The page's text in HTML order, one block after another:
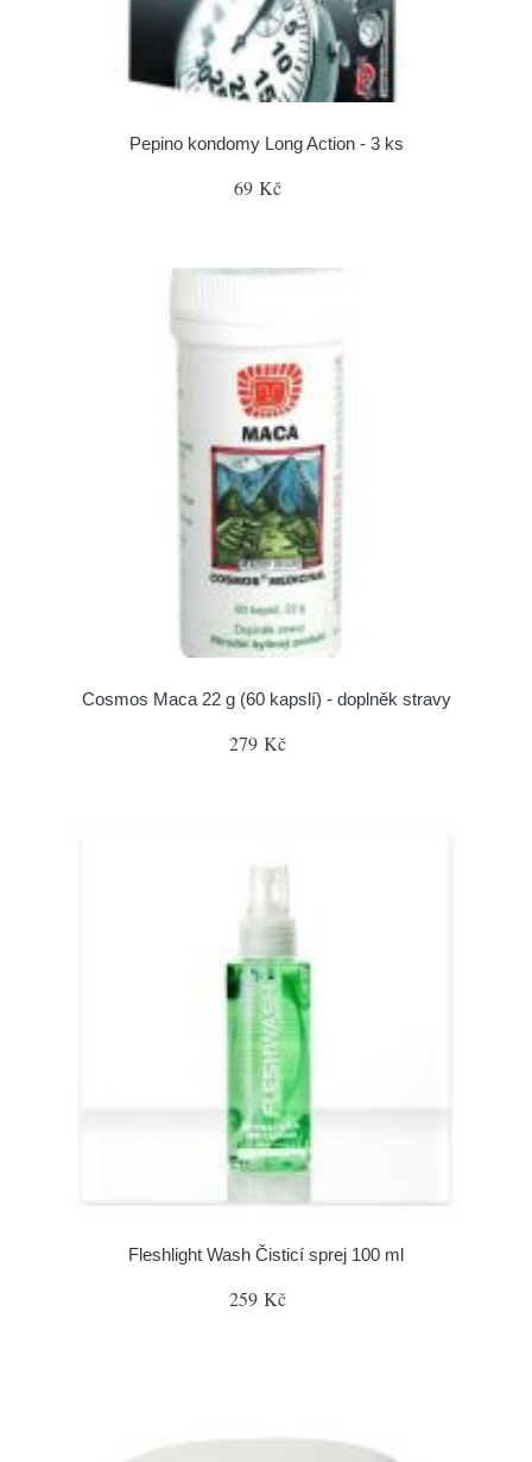
Pepino kondomy Long Action - 3 ks
69 Kč
Cosmos Maca 22 g (60 kapslí) - doplněk stravy
279 Kč
Fleshlight Wash Čisticí sprej 100 ml
259 Kč